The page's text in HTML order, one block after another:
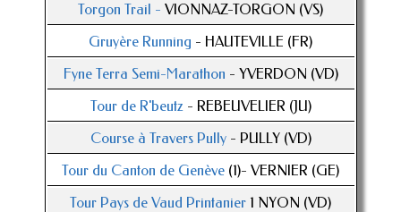
Torgon Trail - VIONNAZ-TORGON (VS)
Gruyère Running - HAUTEVILLE (FR)
Fyne Terra Semi-Marathon - YVERDON (VD)
Tour de R'beutz- REBEUVELIER (JU)
Course à Travers Pully- PULLY (VD)
Tour du Canton de Genève (1)- VERNIER (GE)
Tour Pays de Vaud Printanier 1 NYON (VD)